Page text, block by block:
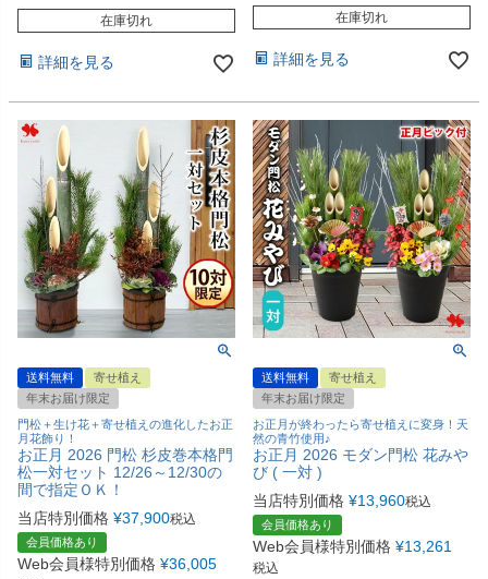
在庫切れ
詳細を見る
在庫切れ
詳細を見る
送料無料
寄せ植え
年末お届け限定
門松＋生け花＋寄せ植えの進化したお正
月花飾り！
お正月 2026 門松 杉皮巻本格門
松一対セット 12/26～12/30の
間で指定ＯＫ！
当店特別価格 ¥37,900税込
会員価格あり
Web会員様特別価格 ¥36,005
送料無料
寄せ植え
年末お届け限定
お正月が終わったら寄せ植えに変身！天
然の青竹使用♪
お正月 2026 モダン門松 花みや
び ( 一対 )
当店特別価格 ¥13,960税込
会員価格あり
Web会員様特別価格 ¥13,261
税込